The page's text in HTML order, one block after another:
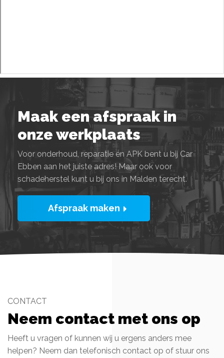
Maak een afspraak in
onze werkplaats
Voor onderhoud, reparatie én APK bent u bij Car
Ebben aan het juiste adres! Maar ook voor
schadeherstel kunt u bij ons in Malden terecht.
Afspraak maken
CONTACT
Neem contact met ons op
Heeft u vragen of kunnen wij u ergens anders mee
helpen? Neem dan telefonisch contact op of stuur ons